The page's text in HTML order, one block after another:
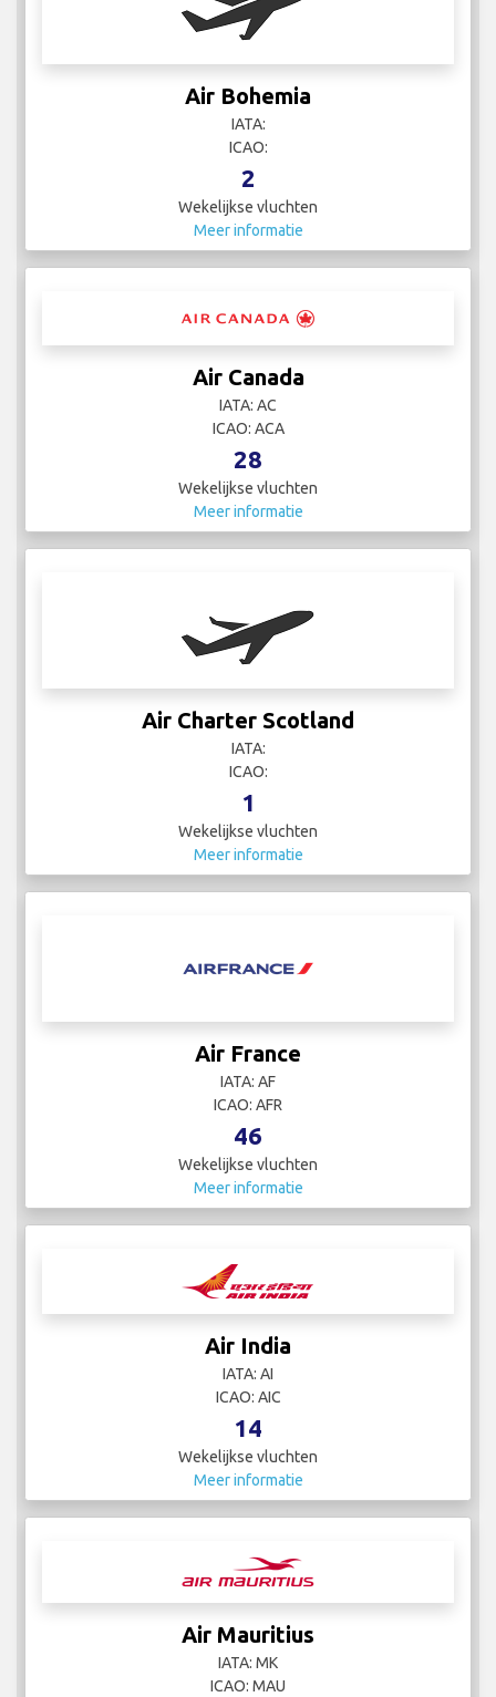
Air Bohemia
IATA:
ICAO:
2
Wekelijkse vluchten
Meer informatie
Air Canada
IATA: AC
ICAO: ACA
28
Wekelijkse vluchten
Meer informatie
Air Charter Scotland
IATA:
ICAO:
1
Wekelijkse vluchten
Meer informatie
Air France
IATA: AF
ICAO: AFR
46
Wekelijkse vluchten
Meer informatie
Air India
IATA: AI
ICAO: AIC
14
Wekelijkse vluchten
Meer informatie
Air Mauritius
IATA: MK
ICAO: MAU